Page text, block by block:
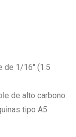
de 1/16″ (1.5
de alto carbono.
tipo A5